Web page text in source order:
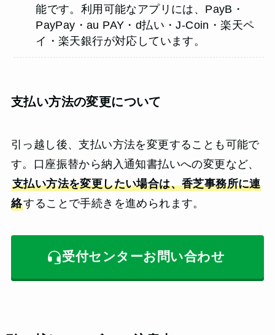
能です。利用可能なアプリには、PayB・
PayPay・au PAY・d払い・J-Coin・楽天ペ
イ・楽天銀行が対応しています。
支払い方法の変更について
引っ越し後、支払い方法を変更することも可能で
す。口座振替から納入通知書払いへの変更など、
支払い方法を変更したい場合は、香芝事務所に連
絡することで手続きを進められます。
受付センターお問い合わせ